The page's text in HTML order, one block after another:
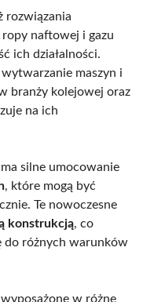
rozwiązania
naftowej i gazu
ich działalności.
maszyn i
branży kolejowej oraz
na ich
silne umocowanie
, które mogą być
Te nowoczesne
konstrukcją, co
do różnych warunków
w różne